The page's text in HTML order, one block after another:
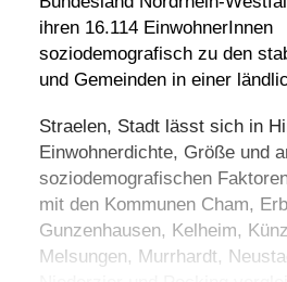
ihren 16.114 EinwohnerInnen
soziodemografisch zu den
und Gemeinden in einer
Straelen, Stadt lässt sich in
Einwohnerdichte, Größe und
soziodemografischen
mit den Kommunen Cham,
Gunzenhausen, Kelheim,
Melsungen, Murrhardt,